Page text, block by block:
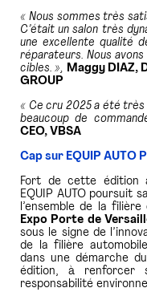
« Nous sommes très
C’était un salon très
une excellente qualité
réparateurs. Nous
cibles. », Maggy DIAZ,
GROUP
« Ce cru 2025 a été
beaucoup de
CEO, VBSA
Cap sur EQUIP AUTO
Fort de cette édition
EQUIP AUTO poursuit
l’ensemble de la filière
Expo Porte de
sous le signe de
de la filière
dans une démarche
édition, à renforcer
responsabilité